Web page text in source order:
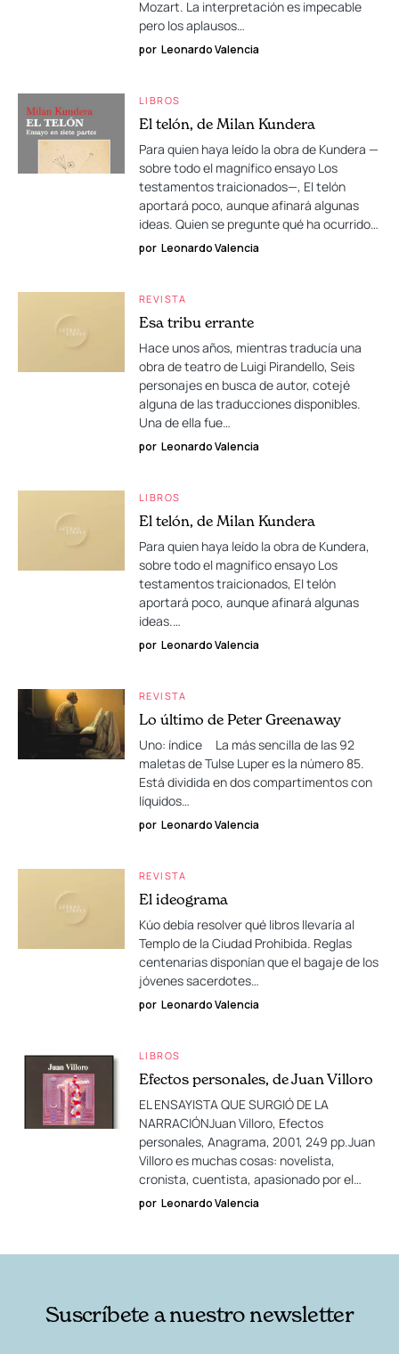
Mozart. La interpretación es impecable
pero los aplausos…
por Leonardo Valencia
LIBROS
El telón, de Milan Kundera
Para quien haya leído la obra de Kundera —
sobre todo el magnífico ensayo Los
testamentos traicionados—, El telón
aportará poco, aunque afinará algunas
ideas. Quien se pregunte qué ha ocurrido…
por Leonardo Valencia
REVISTA
Esa tribu errante
Hace unos años, mientras traducía una
obra de teatro de Luigi Pirandello, Seis
personajes en busca de autor, cotejé
alguna de las traducciones disponibles.
Una de ella fue…
por Leonardo Valencia
LIBROS
El telón, de Milan Kundera
Para quien haya leído la obra de Kundera,
sobre todo el magnífico ensayo Los
testamentos traicionados, El telón
aportará poco, aunque afinará algunas
ideas.…
por Leonardo Valencia
REVISTA
Lo último de Peter Greenaway
Uno: índice La más sencilla de las 92
maletas de Tulse Luper es la número 85.
Está dividida en dos compartimentos con
líquidos…
por Leonardo Valencia
REVISTA
El ideograma
Kúo debía resolver qué libros llevaría al
Templo de la Ciudad Prohibida. Reglas
centenarias disponían que el bagaje de los
jóvenes sacerdotes…
por Leonardo Valencia
LIBROS
Efectos personales, de Juan Villoro
EL ENSAYISTA QUE SURGIÓ DE LA
NARRACIÓNJuan Villoro, Efectos
personales, Anagrama, 2001, 249 pp.Juan
Villoro es muchas cosas: novelista,
cronista, cuentista, apasionado por el…
por Leonardo Valencia
Suscríbete a nuestro newsletter